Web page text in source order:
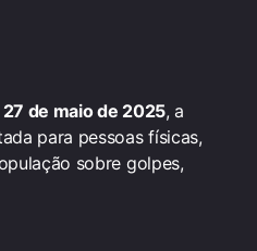
27 de maio de 2025, a
para pessoas físicas,
sobre golpes,